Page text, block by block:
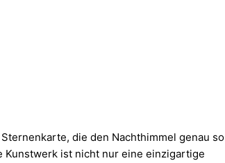
die den Nachthimmel genau so
Kunstwerk ist nicht nur eine einzigartige